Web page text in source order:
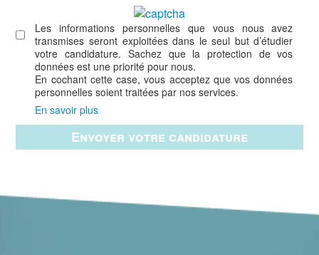
Les informations personnelles que vous nous avez
transmises seront exploitées dans le seul but d’étudier
votre candidature. Sachez que la protection de vos
données est une priorité pour nous.
En cochant cette case, vous acceptez que vos données
personnelles soient traitées par nos services.
En savoir plus
Envoyer votre candidature